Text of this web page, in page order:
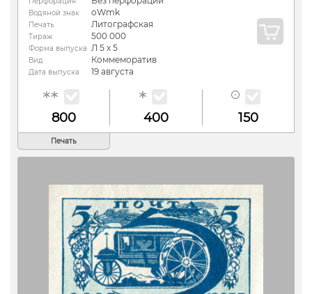
Водяной знак oWmk
Печать Литографская
Тираж 500 000
Форма выпуска Л 5 х 5
Вид Коммеморатив
Дата выпуска 19 августа
800 400 150
Печать